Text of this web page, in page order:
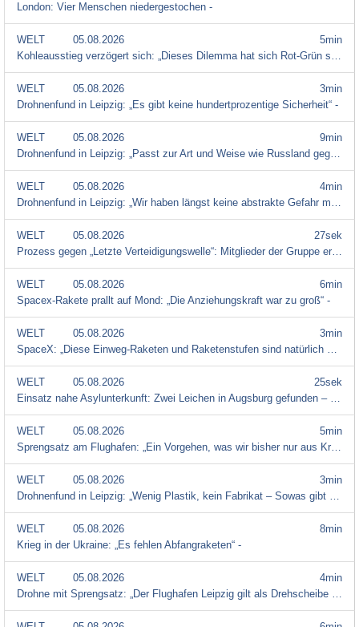
London: Vier Menschen niedergestochen -
5min
WELT
05.08.2026
Kohleausstieg verzögert sich: „Dieses Dilemma hat sich Rot-Grün selbst zuzuschreiben“ -
3min
WELT
05.08.2026
Drohnenfund in Leipzig: „Es gibt keine hundertprozentige Sicherheit“ -
9min
WELT
05.08.2026
Drohnenfund in Leipzig: „Passt zur Art und Weise wie Russland gegenwärtig den Krieg eskaliert“ -
4min
WELT
05.08.2026
Drohnenfund in Leipzig: „Wir haben längst keine abstrakte Gefahr mehr“ -
27sek
WELT
05.08.2026
Prozess gegen „Letzte Verteidigungswelle“: Mitglieder der Gruppe erhalten Strafen von bis zu fünf Ja -
6min
WELT
05.08.2026
Spacex-Rakete prallt auf Mond: „Die Anziehungskraft war zu groß“ -
3min
WELT
05.08.2026
SpaceX: „Diese Einweg-Raketen und Raketenstufen sind natürlich ein großes Problem“ -
25sek
WELT
05.08.2026
Einsatz nahe Asylunterkunft: Zwei Leichen in Augsburg gefunden – Polizei nimmt 29-jährigen Syrer fes -
5min
WELT
05.08.2026
Sprengsatz am Flughafen: „Ein Vorgehen, was wir bisher nur aus Krieg kannten“ -
3min
WELT
05.08.2026
Drohnenfund in Leipzig: „Wenig Plastik, kein Fabrikat – Sowas gibt es nicht handelsüblich zu kaufen“ -
8min
WELT
05.08.2026
Krieg in der Ukraine: „Es fehlen Abfangraketen“ -
4min
WELT
05.08.2026
Drohne mit Sprengsatz: „Der Flughafen Leipzig gilt als Drehscheibe für Rüstungsgüter im Ukraine-Krie -